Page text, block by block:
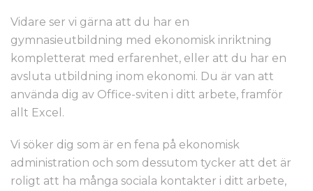
Vidare ser vi gärna att du har en
gymnasieutbildning med ekonomisk inriktning
kompletterat med erfarenhet, eller att du har en
avsluta utbildning inom ekonomi. Du är van att
använda dig av Office-sviten i ditt arbete, framför
allt Excel.
Vi söker dig som är en fena på ekonomisk
administration och som dessutom tycker att det är
roligt att ha många sociala kontakter i ditt arbete,